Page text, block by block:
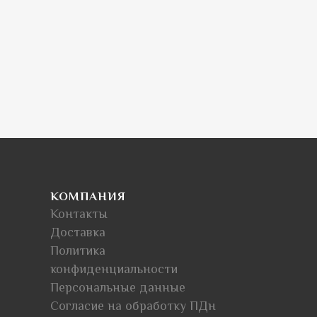
КОМПАНИЯ
Контакты
Доставка
Политика
конфиденциальности
Персональные данные
Согласие на обработку ПДн